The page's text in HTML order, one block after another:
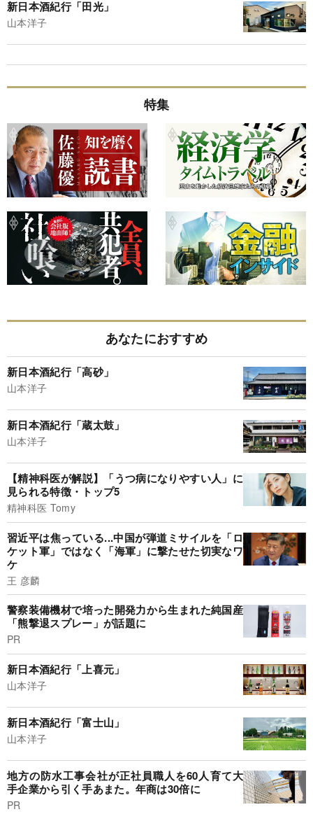
新日本酒紀行「田光」
山本洋子
特集
あなたにおすすめ
新日本酒紀行「高砂」
山本洋子
新日本酒紀行「蔵太鼓」
山本洋子
【精神科医が解説】「うつ病になりやすい人」に
見られる特徴・トップ5
精神科医 Tomy
習近平は焦っている...中国が弾道ミサイルを「ロ
ケット軍」ではなく「海軍」に撃たせた切実なワ
ケ
王 彦麟
警察装備機材で培った開発力から生まれた純国産
「熊撃退スプレー」が話題に
PR
新日本酒紀行「上喜元」
山本洋子
新日本酒紀行「富士山」
山本洋子
地方の防水工事会社が正社員職人を60人育て大
手企業から引く手あまた。年商は30倍に
PR